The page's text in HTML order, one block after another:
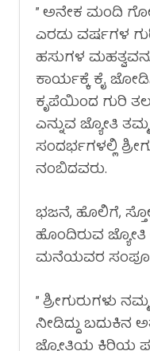
” ಅನೇಕ ಮಂದಿ
ಎರಡು ವರ್ಷಗಳ
ಹಸುಗಳ
ಕಾರ್ಯಕ್ಕೆ ಕೈ
ಕೃಪೆಯಿಂದ ಗುರಿ
ಎನ್ನುವ ಜ್ಯೋತಿ
ಸಂದರ್ಭಗಳಲ್ಲಿ
ನಂಬಿದವರು.
ಭಜನೆ, ಹೊಲಿಗೆ,
ಹೊಂದಿರುವ
ಮನೆಯವರ
” ಶ್ರೀಗುರುಗಳು
ನೀಡಿದ್ದು ಬದುಕಿನ